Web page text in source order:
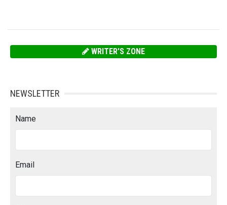
WRITER'S ZONE
NEWSLETTER
Name
Email